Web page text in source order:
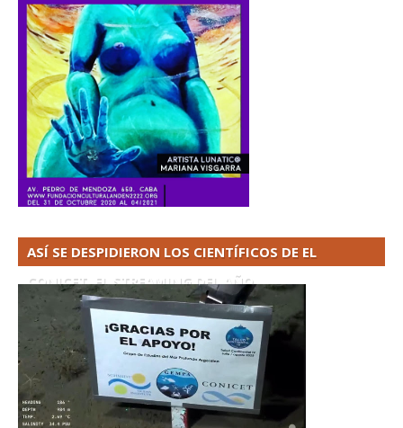
ASÍ SE DESPIDIERON LOS CIENTÍFICOS DE EL
CONICET. EL STREAMING DEL AÑO